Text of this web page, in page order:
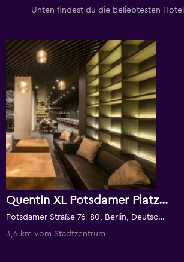
Unten findest du die beliebtesten
Quentin XL Potsdamer Platz Hotel
Potsdamer Straße 76-80, Berlin, Deutschland
3,6 km vom Stadtzentrum